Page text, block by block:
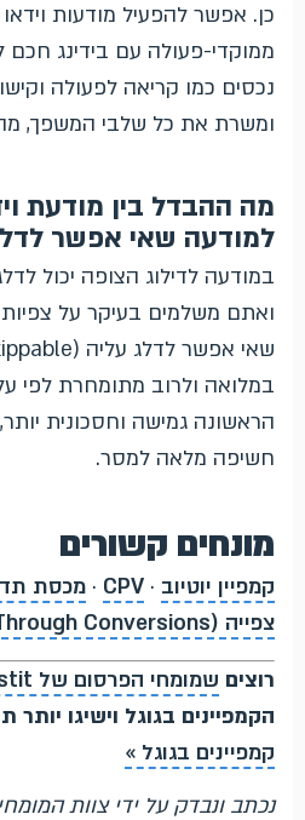
כן. אפשר להפעיל מודעות וידאו
ממוקדי-פעולה עם בידינג
נכסים כמו קריאה לפעולה
ומשרת את כל שלבי המשפך,
מה ההבדל בין מודעת
למודעה שאי אפשר
במודעה לדילוג הצופה יכול
ואתם משלמים בעיקר על
במלואה ולרוב מתומחרת לפי
הראשונה גמישה וחסכונית
חשיפה מלאה למסר.
מונחים קשורים
קמפיין יוטיוב ·
CPV
· מכסת
צפייה (View-Through Conversions)
רוצים שמומחי הפרסום של Boostit
הקמפיינים בגוגל וישיגו יותר
קמפיינים בגוגל »
נכתב ונבדק על ידי צוות